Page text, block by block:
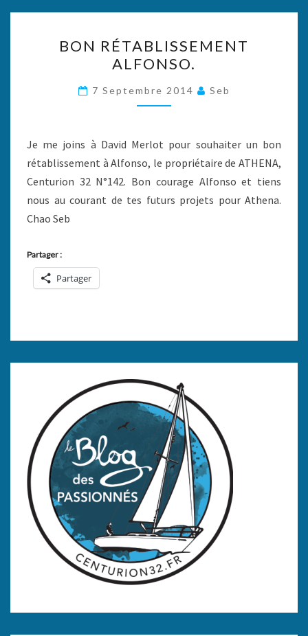
RÉTABLISSEMENT
ALFONSO.
BON RÉTABLISSEMENT
ALFONSO.
7 Septembre 2014 Seb
Je me joins à David Merlot pour souhaiter un bon
rétablissement à Alfonso, le propriétaire de ATHENA,
Centurion 32 N°142. Bon courage Alfonso et tiens
nous au courant de tes futurs projets pour Athena.
Chao Seb
Partager :
Partager